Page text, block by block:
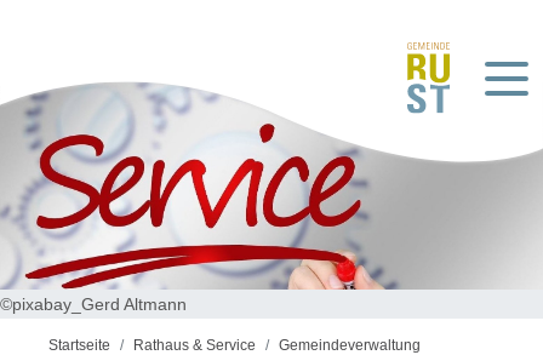
©pixabay_Gerd Altmann
Startseite Rathaus & Service
Gemeindeverwaltung